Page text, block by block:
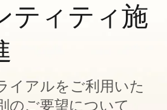
ティティ施
イアルをご利用いた
のご要望について